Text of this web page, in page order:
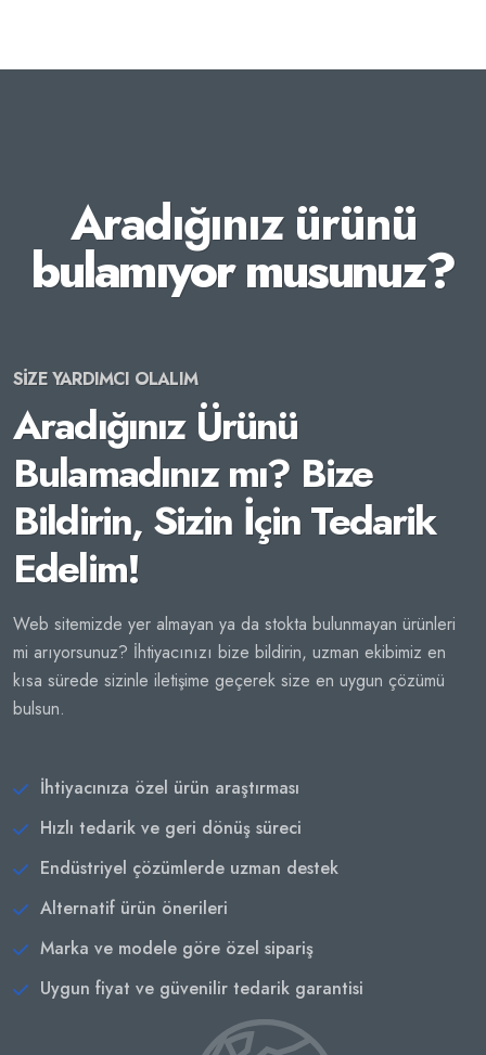
Aradığınız ürünü
bulamıyor musunuz?
SİZE YARDIMCI OLALIM
Aradığınız Ürünü
Bulamadınız mı? Bize
Bildirin, Sizin İçin Tedarik
Edelim!
Web sitemizde yer almayan ya da stokta bulunmayan ürünleri
mi arıyorsunuz? İhtiyacınızı bize bildirin, uzman ekibimiz en
kısa sürede sizinle iletişime geçerek size en uygun çözümü
bulsun.
İhtiyacınıza özel ürün araştırması
Hızlı tedarik ve geri dönüş süreci
Endüstriyel çözümlerde uzman destek
Alternatif ürün önerileri
Marka ve modele göre özel sipariş
Uygun fiyat ve güvenilir tedarik garantisi